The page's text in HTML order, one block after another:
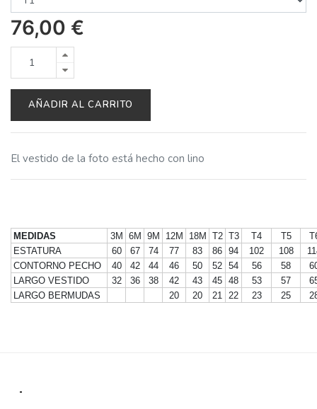
76,00 €
AÑADIR AL CARRITO
El vestido de la foto está hecho con lino
MEDIDAS 3M 6M 9M 12M 18M T2 T3 T4 T5
ESTATURA
60 67 74 77 83 86 94 102 108
CONTORNO PECHO
40 42 44 46 50 52 54 56 58
LARGO VESTIDO
32 36 38 42 43 45 48 53 57
LARGO BERMUDAS
20 20 21 22 23 25